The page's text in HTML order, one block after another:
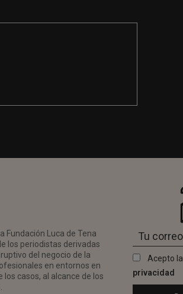
Fundación Luca de Tena
los periodistas derivadas
del negocio de la
en entornos en
casos, al alcance de los
Acepto la
privacidad